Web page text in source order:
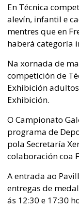
En Técnica
alevín, infantil e
mentres que en
haberá categoría
Na xornada de
competición de
Exhibición
Exhibición.
O Campionato
programa de
pola Secretaría
colaboración coa
A entrada ao
entregas de
ás 12:30 e 17:30